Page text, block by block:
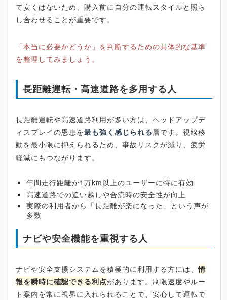
て安くはないため、購入前に自分の運転スタイルと照ら
し合わせることが重要です。
「本当に必要かどうか」を判断するための具体的な基準
を整理してみましょう。
長距離運転・高速道路を多用する人
長距離運転や高速道路利用が多い方は、ヘッドアップデ
ィスプレイの恩恵を最も強く感じられる層です。視線移
動を最小限に抑えられるため、事故リスクが減り、疲労
軽減にもつながります。
年間走行距離が1万km以上のユーザーに特に有効
高速道路での追い越しや合流時の安全性が向上
実際の利用者から「長距離が楽になった」という声が
多数
ナビや安全機能を重視する人
ナビや安全支援システムを積極的に利用する方には、情
報を瞬時に確認できる利点があります。制限速度やルー
ト案内を常に視界に入れられることで、安心して運転で